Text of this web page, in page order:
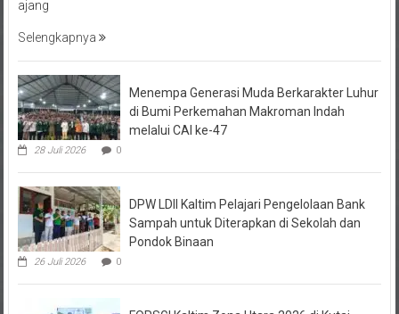
di Bumi Perkemahan Makroman Indah
melalui CAI ke-47
28 Juli 2026 0
Sampah untuk Diterapkan di Sekolah dan
Pondok Binaan
26 Juli 2026 0